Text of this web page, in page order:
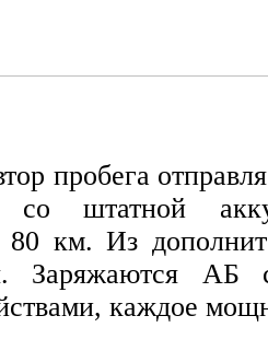
пробега
штатной
80 км. Из
Заряжаются АБ
каждое